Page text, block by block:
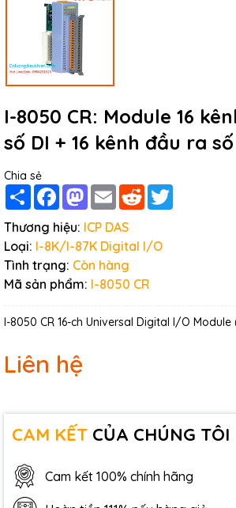
I-8050 CR: Module 16
số DI + 16 kênh đầu ra số
Chia sẻ
Share FacebookMastodon
Email Reddit
Thương hiệu: ICP DAS
Loại: I-8K/I-87K Digital I/O
Tình trạng: Còn hàng
Mã sản phẩm: I-8050 CR
I-8050 CR 16-ch Universal Digital I/O Module
Liên hệ
CAM KẾT CỦA CHÚNG TÔI
Cam kết 100% chính hãng